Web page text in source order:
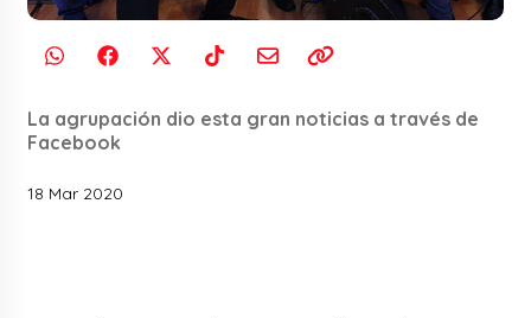
La agrupación dio esta gran noticias a través de
Facebook
18 Mar 2020